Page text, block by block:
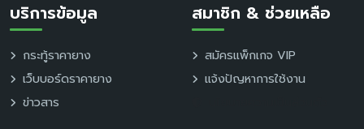
บริการข้อมูล
กระทู้ราคายาง
เว็บบอร์ดราคายาง
ข่าวสาร
สมาชิก & ช่วยเหลือ
สมัครแพ็กเกจ VIP
แจ้งปัญหาการใช้งาน